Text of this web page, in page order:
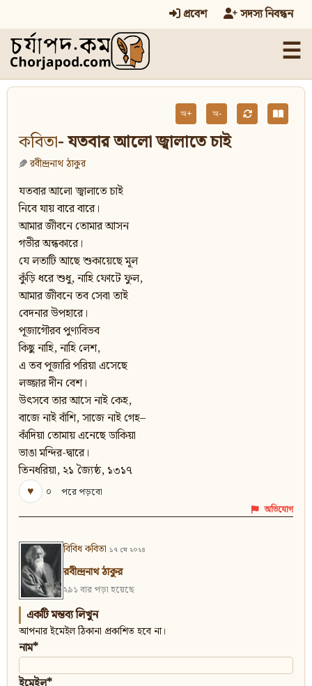
প্রবেশ সদস্য নিবন্ধন
☰
অ+ অ-
কবিতা- যতবার আলো জ্বালাতে চাই
রবীন্দ্রনাথ ঠাকুর
যতবার আলো জ্বালাতে চাই
নিবে যায় বারে বারে।
আমার জীবনে তোমার আসন
গভীর অন্ধকারে।
যে লতাটি আছে শুকায়েছে মূল
কুঁড়ি ধরে শুধু, নাহি ফোটে ফুল,
আমার জীবনে তব সেবা তাই
বেদনার উপহারে।
পূজাগৌরব পুণ্যবিভব
কিছু নাহি, নাহি লেশ,
এ তব পূজারি পরিয়া এসেছে
লজ্জার দীন বেশ।
উৎসবে তার আসে নাই কেহ,
বাজে নাই বাঁশি, সাজে নাই গেহ–
কাঁদিয়া তোমায় এনেছে ডাকিয়া
ভাঙা মন্দির-দ্বারে।
তিনধরিয়া, ২১ জ্যৈষ্ঠ, ১৩১৭
♥
০ পরে পড়বো
অভিযোগ
বিবিধ কবিতা ১৭ মে ২০২৪
রবীন্দ্রনাথ ঠাকুর
২৯১ বার পড়া হয়েছে
একটি মন্তব্য লিখুন
আপনার ইমেইল ঠিকানা প্রকাশিত হবে না।
নাম*